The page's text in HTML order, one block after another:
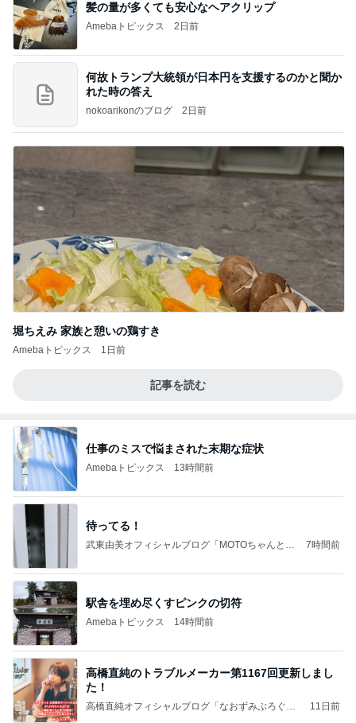
髪の量が多くても安心なヘアクリップ
Amebaトピックス 2日前
何故トランプ大統領が日本円を支援するのかと聞か
れた時の答え
nokoarikonのブログ 2日前
堀ちえみ 家族と憩いの鶏すき
Amebaトピックス 1日前
記事を読む
仕事のミスで悩まされた末期な症状
Amebaトピックス 13時間前
待ってる！
武東由美オフィシャルブログ「MOTOちゃんとの
7時間前
駅舎を埋め尽くすピンクの切符
Amebaトピックス 14時間前
高橋直純のトラブルメーカー第1167回更新しまし
た！
高橋直純オフィシャルブログ「なおずみぶろぐ」
11日前